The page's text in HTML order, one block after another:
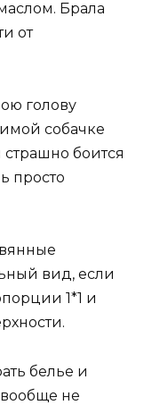
Брала
от
голову
собачке
боится
просто
вид, если
1*1 и
белье и
не